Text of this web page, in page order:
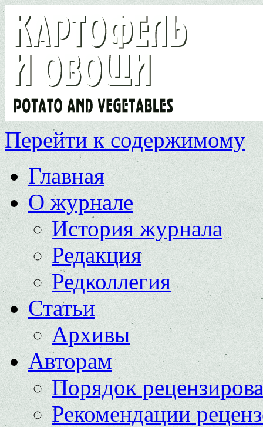
Перейти к содержимому
Главная
О журнале
История журнала
Редакция
Редколлегия
Статьи
Архивы
Авторам
Порядок
Рекомендации